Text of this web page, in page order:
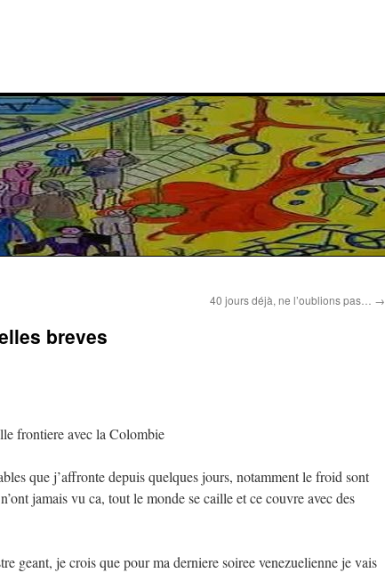
40 jours déjà, ne l’oublions pas… →
breves
frontiere avec la Colombie
que j’affronte depuis quelques jours, notamment le froid sont
jamais vu ca, tout le monde se caille et ce couvre avec des
geant, je crois que pour ma derniere soiree venezuelienne je vais